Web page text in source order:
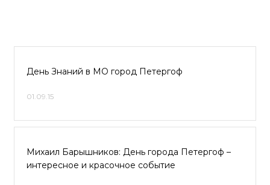
День Знаний в МО город Петергоф
01.09.15
Михаил Барышников: День города Петергоф –
интересное и красочное событие